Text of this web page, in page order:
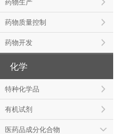
药物生产
药物质量控制
药物开发
化学
特种化学品
有机试剂
医药品成分化合物